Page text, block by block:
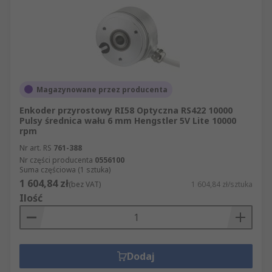
Magazynowane przez producenta
Enkoder przyrostowy RI58 Optyczna RS422 10000
Pulsy średnica wału 6 mm Hengstler 5V Lite 10000
rpm
Nr art. RS 761-388
Nr części producenta 0556100
Suma częściowa (1 sztuka)
1 604,84 zł(bez VAT) 1 604,84 zł/sztuka
Ilość
Dodaj